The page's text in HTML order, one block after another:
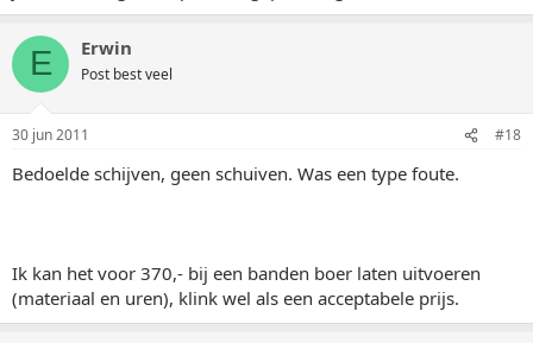
E Erwin
Post best veel
30 jun 2011 #18
Bedoelde schijven, geen schuiven. Was een type foute.
Ik kan het voor 370,- bij een banden boer laten uitvoeren
(materiaal en uren), klink wel als een acceptabele prijs.